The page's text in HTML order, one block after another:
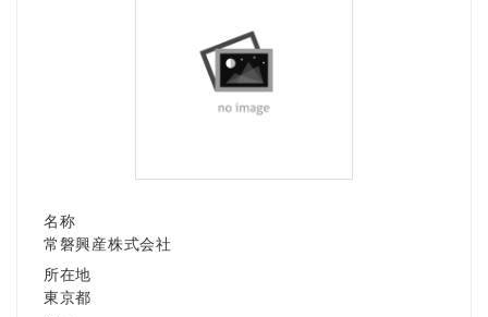
名称
常磐興産株式会社
所在地
東京都